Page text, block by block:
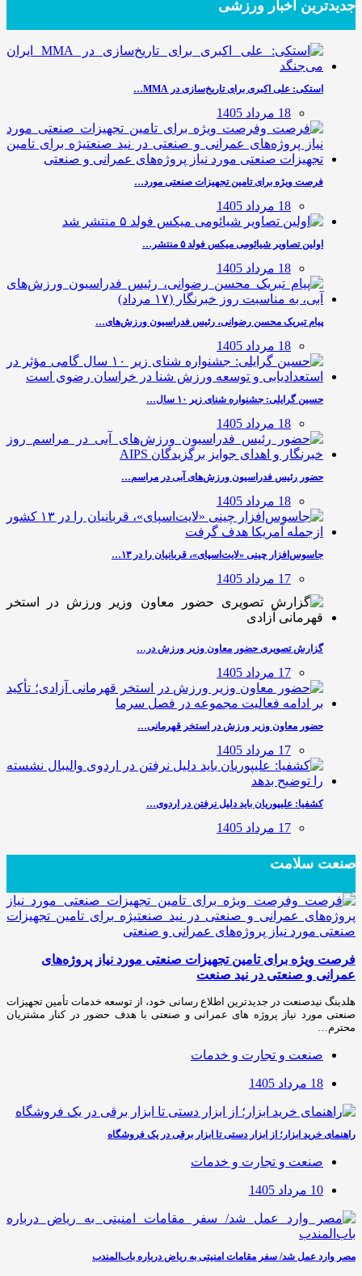
جدیدترین‌ اخبار ورزشی
استکی: علی‌ اکبری برای تاریخ‌سازی در MMA…
18 مرداد 1405
فرصت ویژه برای تامین تجهیزات صنعتی مورد…
18 مرداد 1405
اولین تصاویر شیائومی میکس فولد ۵ منتشر…
18 مرداد 1405
پیام تبریک محسن رضوانی، رئیس فدراسیون ورزش‌های…
18 مرداد 1405
حسین گرایلی: جشنواره شنای زیر ۱۰ سال…
18 مرداد 1405
حضور رئیس فدراسیون ورزش‌های آبی در مراسم…
18 مرداد 1405
جاسوس‌افزار چینی «لایت‌اسپای»، قربانیان را در ۱۳…
17 مرداد 1405
گزارش تصویری حضور معاون وزیر ورزش در…
17 مرداد 1405
حضور معاون وزیر ورزش در استخر قهرمانی…
17 مرداد 1405
کشفیا: علیپوریان باید دلیل نرفتن در اردوی…
17 مرداد 1405
صنعت سلامت
فرصت ویژه برای تامین تجهیزات صنعتی مورد نیاز پروژه‌های
عمرانی و صنعتی در نید صنعت
هلدینگ نیدصنعت در جدیدترین اطلاع رسانی خود، از توسعه خدمات تأمین تجهیزات
صنعتی مورد نیاز پروژه های عمرانی و صنعتی با هدف حضور در کنار مشتریان
محترم…
صنعت و تجارت و خدمات
18 مرداد 1405
راهنمای خرید ابزار؛ از ابزار دستی تا ابزار برقی در یک فروشگاه
صنعت و تجارت و خدمات
10 مرداد 1405
مصر وارد عمل شد/ سفر مقامات امنیتی به ریاض درباره باب‌المندب